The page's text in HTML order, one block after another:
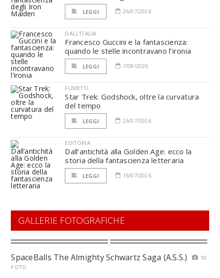
LEGGI 26/07/2026
DALL'ITALIA
Francesco Guccini e la fantascienza:
quando le stelle incontravano l’ironia
LEGGI 7/08/2026
FUMETTI
Star Trek: Godshock, oltre la curvatura
del tempo
LEGGI 26/07/2026
EDITORIA
Dall’antichità alla Golden Age: ecco la
storia della fantascienza letteraria
LEGGI 16/07/2026
GALLERIE FOTOGRAFICHE
SpaceBalls The Almighty Schwartz Saga (A.S.S.)
10
FOTO